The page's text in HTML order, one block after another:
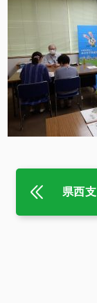
県西